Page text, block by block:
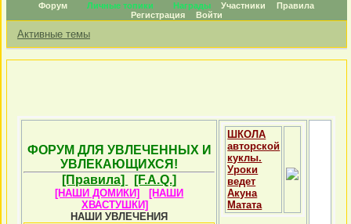
Форум Личные топики Награды Участники
Правила
Регистрация
Войти
Активные темы
ФОРУМ ДЛЯ УВЛЕЧЕННЫХ И
УВЛЕКАЮЩИХСЯ!
[Правила]
[F.A.Q.]
[НАШИ ДОМИКИ]
[НАШИ
ХВАСТУШКИ]
НАШИ УВЛЕЧЕНИЯ
ШКОЛА
авторской
куклы.
Уроки
ведет
Акуна
Матата